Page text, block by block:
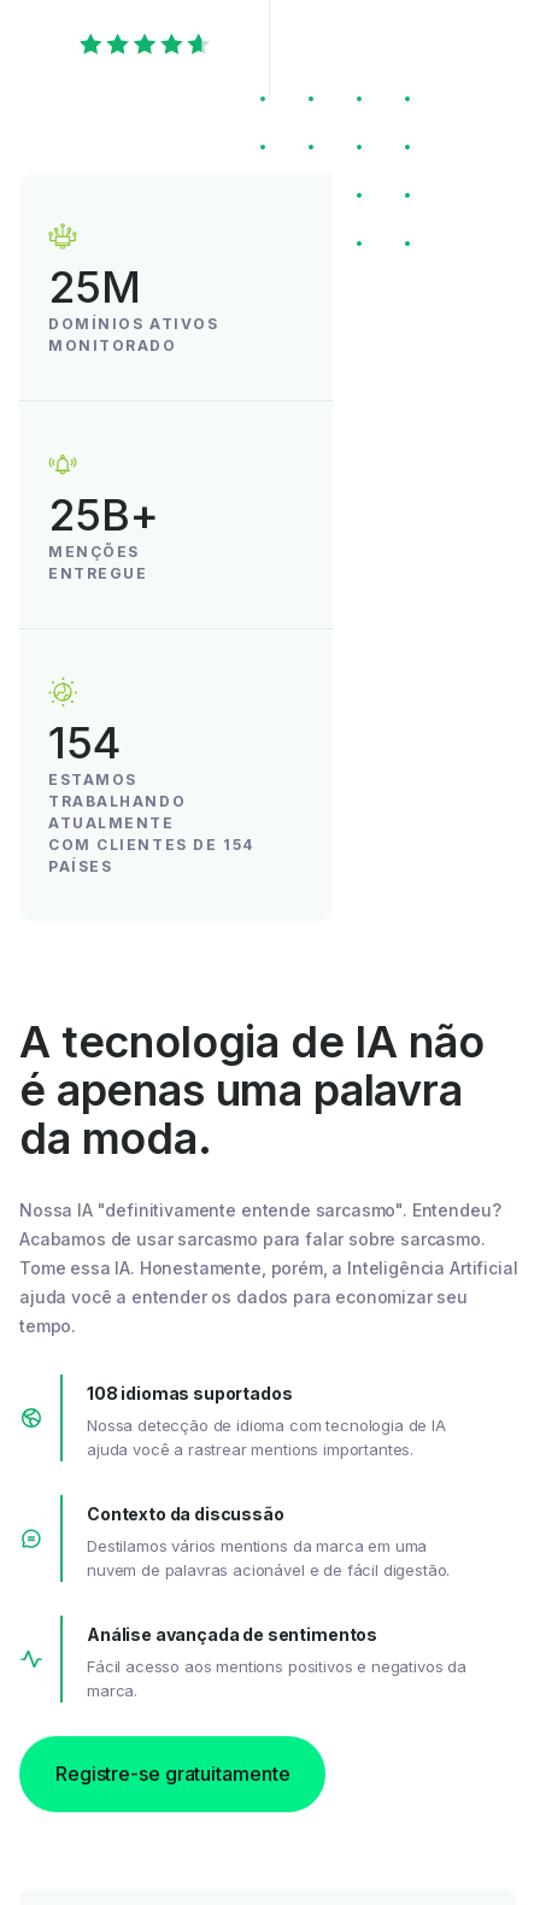
25M
DOMÍNIOS ATIVOS
MONITORADO
25B+
MENÇÕES
ENTREGUE
154
ESTAMOS
TRABALHANDO
ATUALMENTE
COM CLIENTES DE 154
PAÍSES
A tecnologia de IA não
é apenas uma palavra
da moda.
Nossa IA "definitivamente entende sarcasmo". Entendeu?
Acabamos de usar sarcasmo para falar sobre sarcasmo.
Tome essa IA. Honestamente, porém, a Inteligência Artificial
ajuda você a entender os dados para economizar seu
tempo.
108 idiomas suportados
Nossa detecção de idioma com tecnologia de IA
ajuda você a rastrear mentions importantes.
Contexto da discussão
Destilamos vários mentions da marca em uma
nuvem de palavras acionável e de fácil digestão.
Análise avançada de sentimentos
Fácil acesso aos mentions positivos e negativos da
marca.
Registre-se gratuitamente